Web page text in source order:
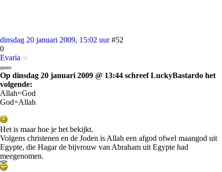
dinsdag 20 januari 2009, 15:02 uur #52
0
Evaria
quote:
Op dinsdag 20 januari 2009 @ 13:44 schreef LuckyBastardo het
volgende:
Allah=God
God=Allah
Het is maar hoe je het bekijkt.
Volgens christenen en de Joden is Allah een afgod ofwel maangod uit
Egypte, die Hagar de bijvrouw van Abraham uit Egypte had
meegenomen.